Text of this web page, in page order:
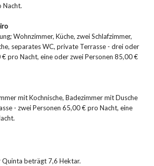
Nacht.
Wohnzimmer, Küche, zwei Schlafzimmer,
separates WC, private Terrasse - drei oder
pro Nacht, eine oder zwei Personen 85,00 €
mit Kochnische, Badezimmer mit Dusche
- zwei Personen 65,00 € pro Nacht, eine
Quinta beträgt 7,6 Hektar.